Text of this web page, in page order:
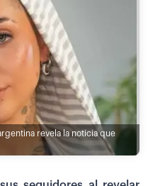
revela la noticia que